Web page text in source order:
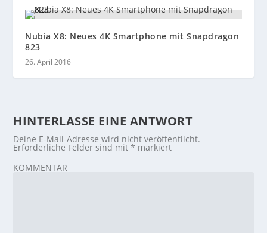
Nubia X8: Neues 4K Smartphone mit Snapdragon
823
26. April 2016
HINTERLASSE EINE ANTWORT
Deine E-Mail-Adresse wird nicht veröffentlicht.
Erforderliche Felder sind mit* markiert
KOMMENTAR